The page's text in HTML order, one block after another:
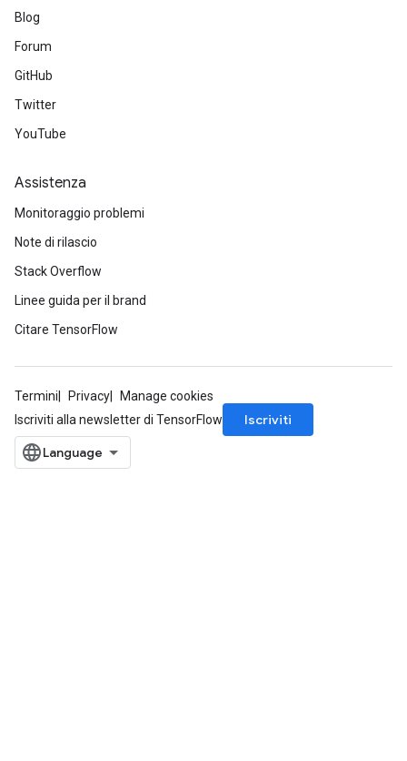
Blog
Forum
GitHub
Twitter
YouTube
Assistenza
Monitoraggio problemi
Note di rilascio
Stack Overflow
Linee guida per il brand
Citare TensorFlow
Termini Privacy
Manage cookies
Iscriviti alla newsletter di TensorFlow
Iscriviti